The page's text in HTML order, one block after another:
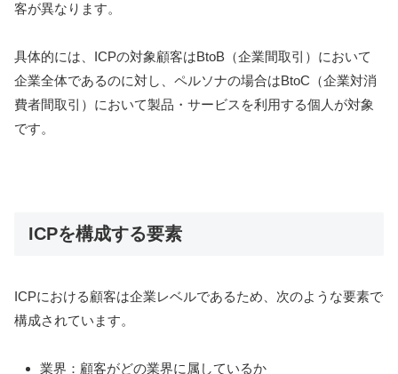
客が異なります。
具体的には、ICPの対象顧客はBtoB（企業間取引）において
企業全体であるのに対し、ペルソナの場合はBtoC（企業対消
費者間取引）において製品・サービスを利用する個人が対象
です。
ICPを構成する要素
ICPにおける顧客は企業レベルであるため、次のような要素で
構成されています。
業界：顧客がどの業界に属しているか